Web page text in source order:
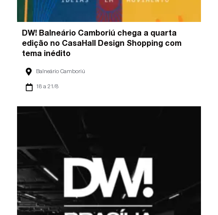
DW! Balneário Camboriú chega a quarta
edição no CasaHall Design Shopping com
tema inédito
Balneário Camboriú
18 a 21/8